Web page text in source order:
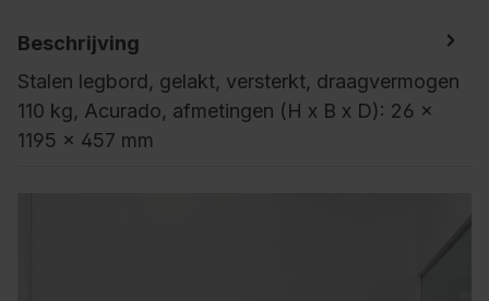
Beschrijving
Stalen legbord, gelakt, versterkt, draagvermogen
110 kg, Acurado, afmetingen (H x B x D): 26 x
1195 x 457 mm